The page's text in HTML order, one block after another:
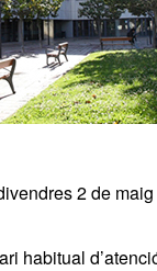
2 de
habitual